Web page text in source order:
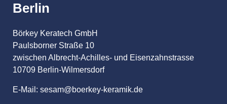
Berlin
Börkey Keratech GmbH
Paulsborner Straße 10
zwischen Albrecht-Achilles- und Eisenzahnstrasse
10709 Berlin-Wilmersdorf
E-Mail: sesam@boerkey-keramik.de